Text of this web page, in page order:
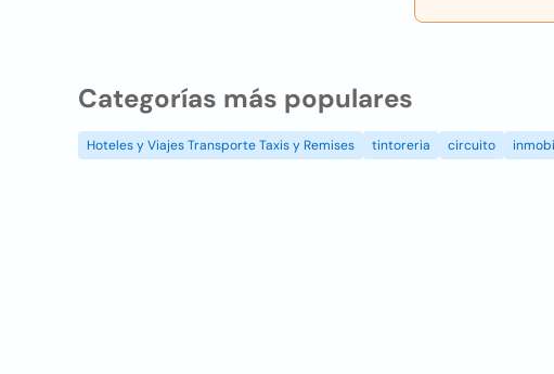
Categorías más populares
Hoteles y Viajes Transporte Taxis y Remises tintoreria circuito